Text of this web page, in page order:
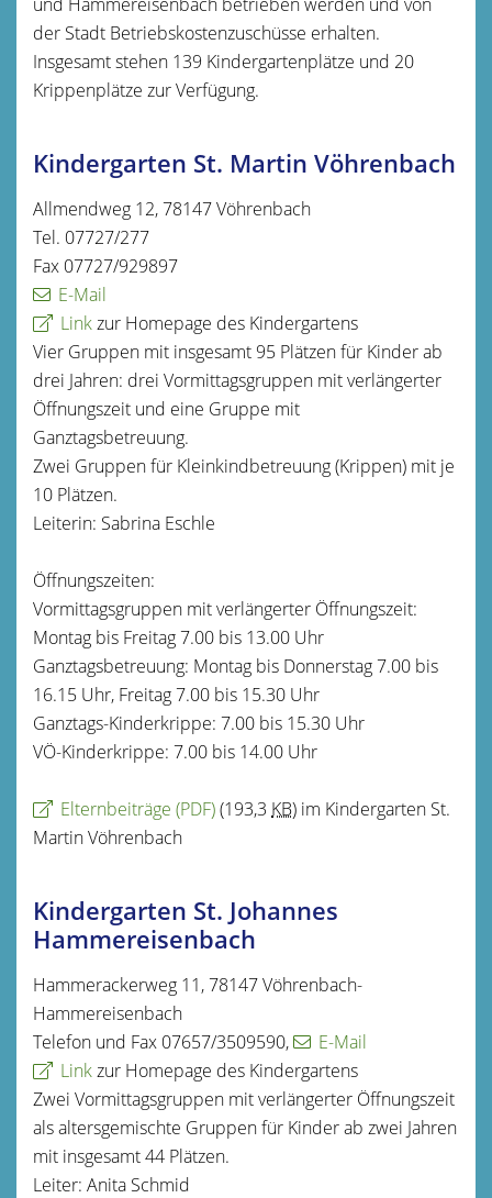
der Stadt Betriebskostenzuschüsse erhalten.
Insgesamt stehen 139 Kindergartenplätze und 20
Krippenplätze zur Verfügung.
Kindergarten St. Martin Vöhrenbach
Allmendweg 12, 78147 Vöhrenbach
Tel. 07727/277
Fax 07727/929897
E-Mail
Linkzur Homepage des Kindergartens
Vier Gruppen mit insgesamt 95 Plätzen für Kinder ab
drei Jahren: drei Vormittagsgruppen mit verlängerter
Öffnungszeit und eine Gruppe mit
Ganztagsbetreuung.
Zwei Gruppen für Kleinkindbetreuung (Krippen) mit je
10 Plätzen.
Leiterin: Sabrina Eschle
Öffnungszeiten:
Vormittagsgruppen mit verlängerter Öffnungszeit:
Montag bis Freitag 7.00 bis 13.00 Uhr
Ganztagsbetreuung: Montag bis Donnerstag 7.00 bis
16.15 Uhr, Freitag 7.00 bis 15.30 Uhr
Ganztags-Kinderkrippe: 7.00 bis 15.30 Uhr
VÖ-Kinderkrippe: 7.00 bis 14.00 Uhr
Elternbeiträge (PDF)(193,3 KB) im Kindergarten St.
Martin Vöhrenbach
Kindergarten St. Johannes
Hammereisenbach
Hammerackerweg 11, 78147 Vöhrenbach-
Hammereisenbach
Telefon und Fax 07657/3509590,
E-Mail
Linkzur Homepage des Kindergartens
Zwei Vormittagsgruppen mit verlängerter Öffnungszeit
als altersgemischte Gruppen für Kinder ab zwei Jahren
mit insgesamt 44 Plätzen.
Leiter: Anita Schmid